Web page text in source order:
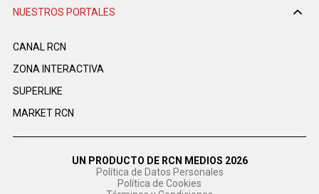
NUESTROS PORTALES
CANAL RCN
ZONA INTERACTIVA
SUPERLIKE
MARKET RCN
UN PRODUCTO DE RCN MEDIOS 2026
Política de Datos Personales
Política de Cookies